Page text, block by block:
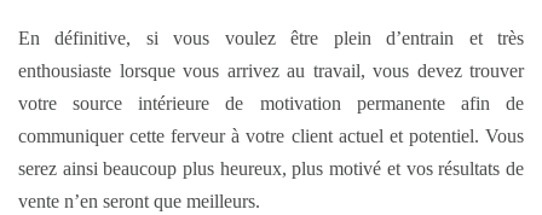
En définitive, si vous voulez être plein d’entrain et très
enthousiaste lorsque vous arrivez au travail, vous devez trouver
votre source intérieure de motivation permanente afin de
communiquer cette ferveur à votre client actuel et potentiel. Vous
serez ainsi beaucoup plus heureux, plus motivé et vos résultats de
vente n’en seront que meilleurs.